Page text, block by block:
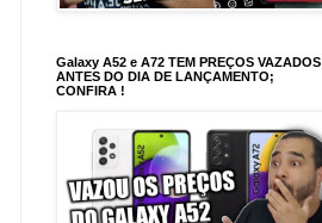
Galaxy A52 e A72 TEM PREÇOS VAZADOS
ANTES DO DIA DE LANÇAMENTO;
CONFIRA !